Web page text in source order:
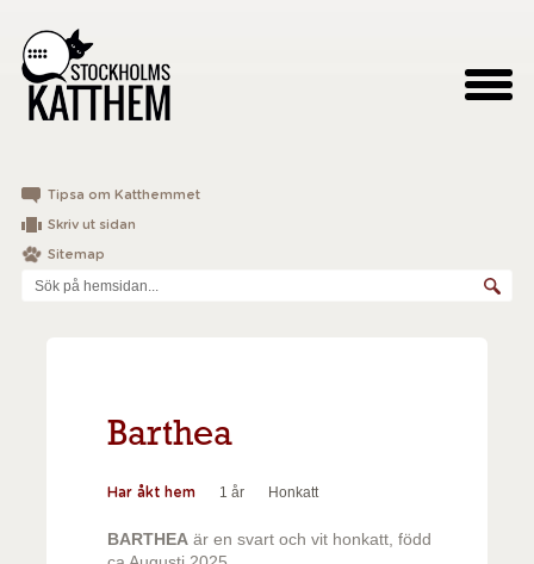
Tipsa om Katthemmet
Skriv ut sidan
Sitemap
Barthea
Har åkt hem 1 år Honkatt
BARTHEAär en svart och vit honkatt, född